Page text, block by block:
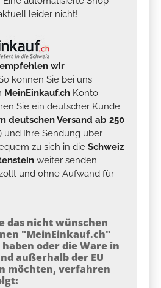
leider nicht!
wir
können Sie bei uns
MeinEinkauf.ch Konto
Sie ein deutscher Kunde
deutschen Versand ab 250
) und Ihre Sendung über
zu sich in die Schweiz
weiter senden
und ohne Aufwand für
das nicht wünschen
"MeinEinkauf.ch"
oder die Ware in
außerhalb der EU
möchten, verfahren